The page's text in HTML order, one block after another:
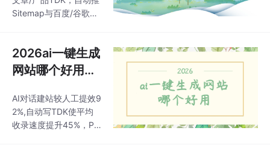
这时候，系统能不能做
“教师、教室、学生”的
不能自动扣减，请假补
课能不能自动锁档，就
是底线要求。4000+套
码30分钟出基础展示
页，内置预约、拼团
Sitemap与百度/谷歌主
退款；不想半夜被网站
崩溃叫醒，也不想在百
度搜自家品牌却一片空
白，凡科建站这种把运
维焦虑提前消解的模
式，适合想安稳做生意
的老板；很多AI生成的
2026ai一键生成
网站哪个好用，
AI对话建站较人工提效9
2%,自动写TDK使平均
收录速度提升45%，P